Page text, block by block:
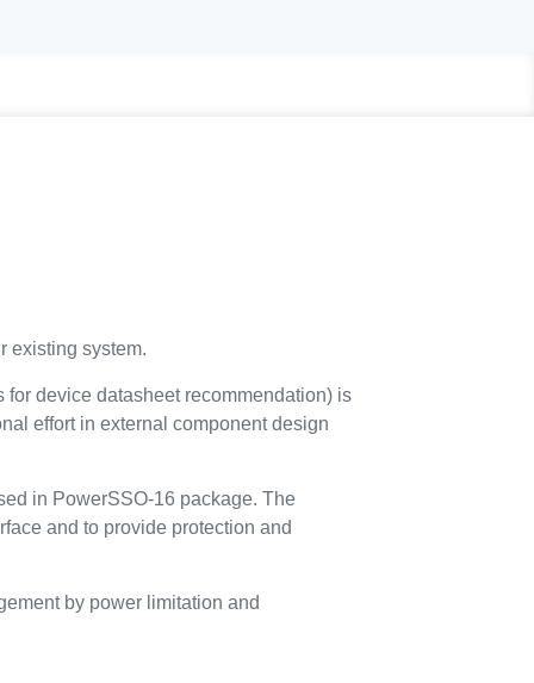
existing system.
device datasheet recommendation) is
effort in external component design
in PowerSSO-16 package. The
and to provide protection and
by power limitation and